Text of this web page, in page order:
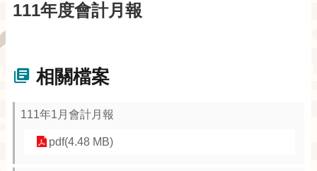
111年度會計月報
相關檔案
111年1月會計月報
pdf(4.48 MB)